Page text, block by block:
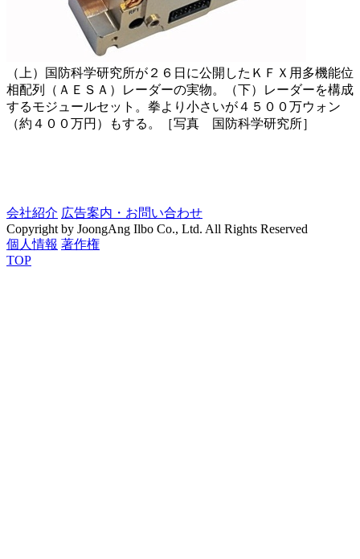
（上）国防科学研究所が２６日に公開したＫＦＸ用多機能位
相配列（ＡＥＳＡ）レーダーの実物。（下）レーダーを構成
するモジュールセット。拳より小さいが４５００万ウォン
（約４００万円）もする。［写真 国防科学研究所］
会社紹介 広告案内・お問い合わせ
Copyright by JoongAng Ilbo Co., Ltd. All Rights Reserved
個人情報 著作権
TOP